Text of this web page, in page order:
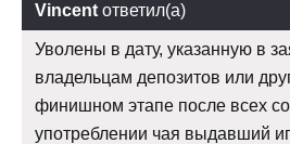
Vincent ответил(а)
Уволены в дату, указанную в
владельцам депозитов или
финишном этапе после всех
употреблении чая выдавший